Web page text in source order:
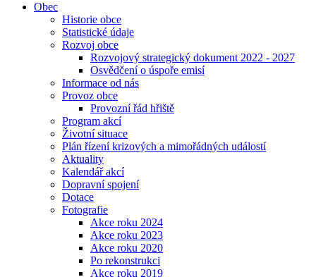
Obec
Historie obce
Statistické údaje
Rozvoj obce
Rozvojový strategický dokument 2022 - 2027
Osvědčení o úspoře emisí
Informace od nás
Provoz obce
Provozní řád hřiště
Program akcí
Životní situace
Plán řízení krizových a mimořádných událostí
Aktuality
Kalendář akcí
Dopravní spojení
Dotace
Fotografie
Akce roku 2024
Akce roku 2023
Akce roku 2020
Po rekonstrukci
Akce roku 2019